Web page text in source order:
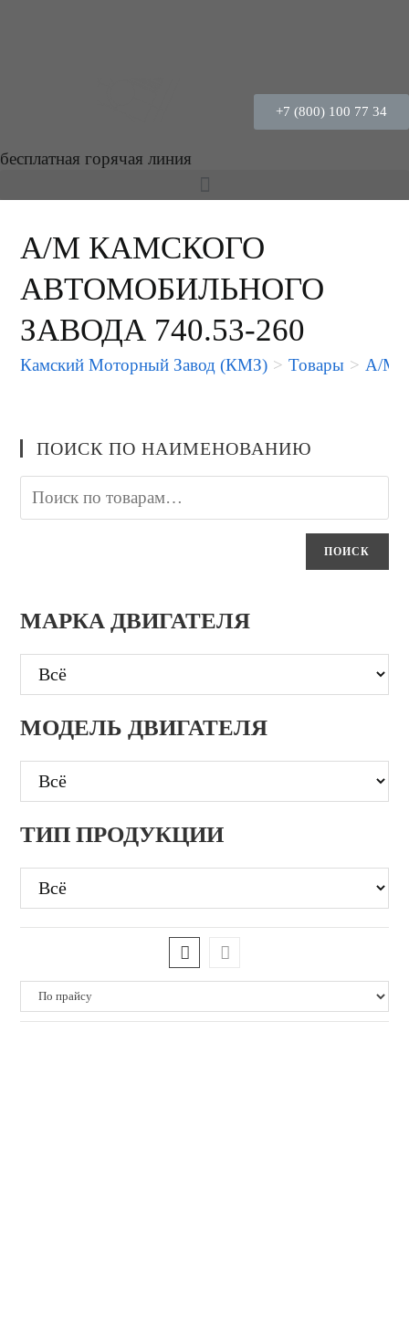
+7 (800) 100 77 34
бесплатная горячая линия
А/М КАМСКОГО
АВТОМОБИЛЬНОГО
ЗАВОДА 740.53-260
Камский Моторный Завод (КМЗ) > Товары > А/М
ПОИСК ПО НАИМЕНОВАНИЮ
ПОИСК
МАРКА ДВИГАТЕЛЯ
МОДЕЛЬ ДВИГАТЕЛЯ
ТИП ПРОДУКЦИИ